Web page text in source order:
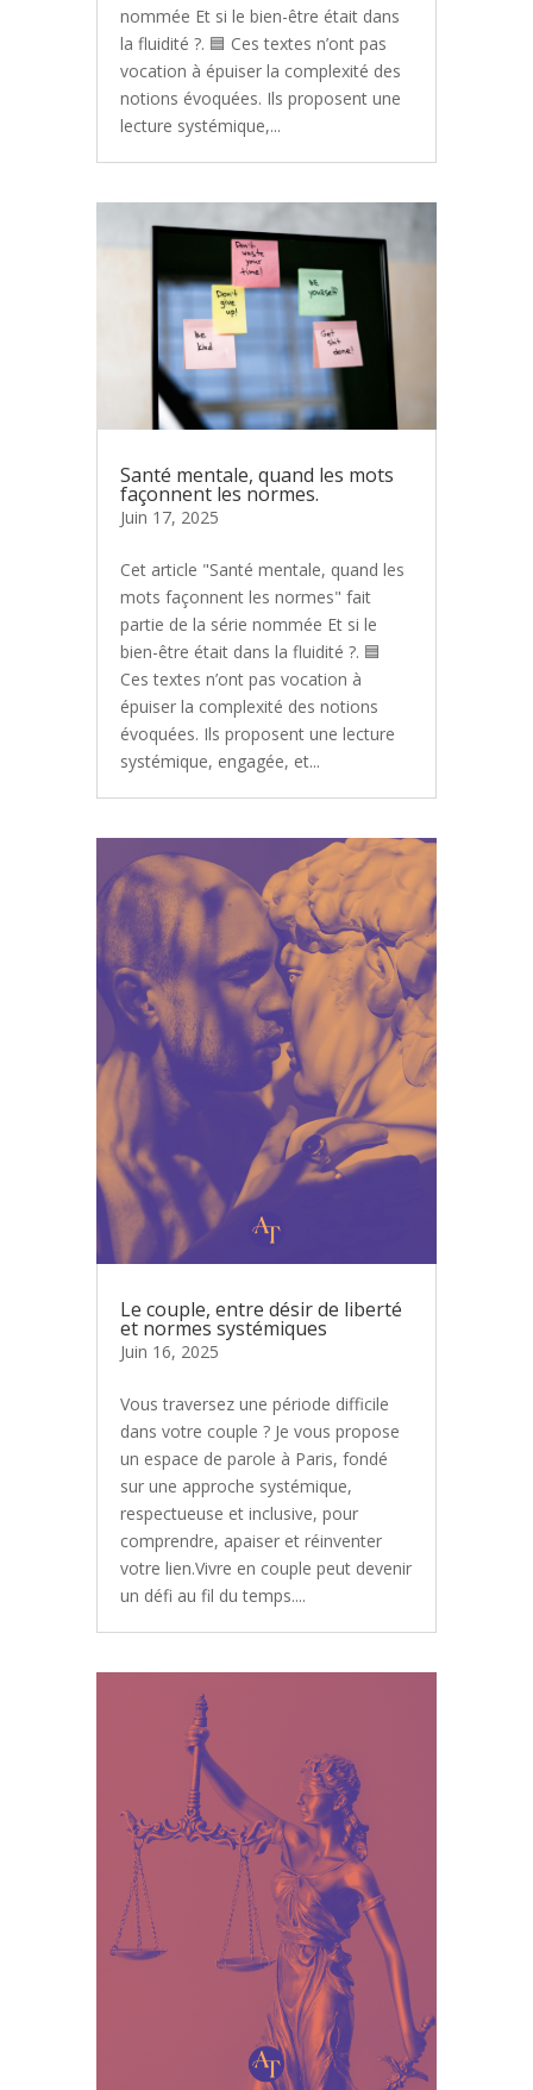
nommée Et si le bien-être était dans
la fluidité ?. 🟦 Ces textes n’ont pas
vocation à épuiser la complexité des
notions évoquées. Ils proposent une
lecture systémique,...
Santé mentale, quand les mots
façonnent les normes.
Juin 17, 2025
Cet article "Santé mentale, quand les
mots façonnent les normes" fait
partie de la série nommée Et si le
bien-être était dans la fluidité ?. 🟦
Ces textes n’ont pas vocation à
épuiser la complexité des notions
évoquées. Ils proposent une lecture
systémique, engagée, et...
Le couple, entre désir de liberté
et normes systémiques
Juin 16, 2025
Vous traversez une période difficile
dans votre couple ? Je vous propose
un espace de parole à Paris, fondé
sur une approche systémique,
respectueuse et inclusive, pour
comprendre, apaiser et réinventer
votre lien.Vivre en couple peut devenir
un défi au fil du temps....